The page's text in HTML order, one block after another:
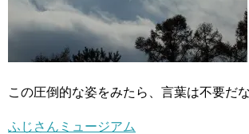
この圧倒的な姿をみたら、言葉は不要だ
ふじさんミュージアム